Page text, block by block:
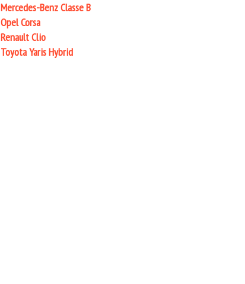
Mercedes-Benz Classe B
Opel Corsa
Renault Clio
Toyota Yaris Hybrid